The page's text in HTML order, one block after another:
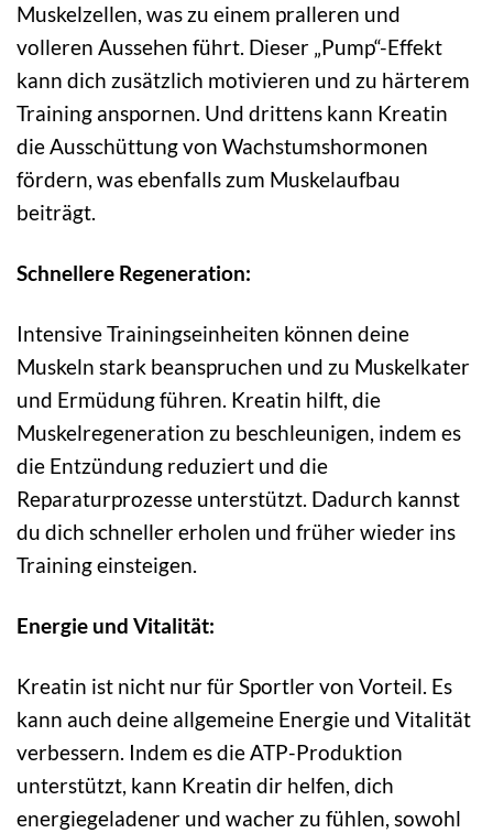
Muskelzellen, was zu einem pralleren und
volleren Aussehen führt. Dieser „Pump“-Effekt
kann dich zusätzlich motivieren und zu härterem
Training anspornen. Und drittens kann Kreatin
die Ausschüttung von Wachstumshormonen
fördern, was ebenfalls zum Muskelaufbau
beiträgt.
Schnellere Regeneration:
Intensive Trainingseinheiten können deine
Muskeln stark beanspruchen und zu Muskelkater
und Ermüdung führen. Kreatin hilft, die
Muskelregeneration zu beschleunigen, indem es
die Entzündung reduziert und die
Reparaturprozesse unterstützt. Dadurch kannst
du dich schneller erholen und früher wieder ins
Training einsteigen.
Energie und Vitalität:
Kreatin ist nicht nur für Sportler von Vorteil. Es
kann auch deine allgemeine Energie und Vitalität
verbessern. Indem es die ATP-Produktion
unterstützt, kann Kreatin dir helfen, dich
energiegeladener und wacher zu fühlen, sowohl